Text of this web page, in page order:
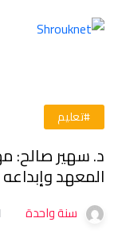
#تعليم
د. سهير صالح:
المعهد وإبداعه
سنة واحدة